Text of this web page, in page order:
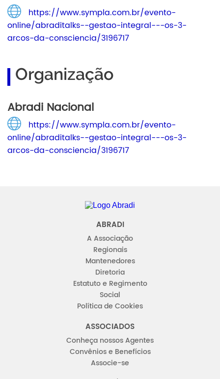
https://www.sympla.com.br/evento-
online/abraditalks--gestao-integral---os-3-
arcos-da-consciencia/3196717
Organização
Abradi Nacional
https://www.sympla.com.br/evento-
online/abraditalks--gestao-integral---os-3-
arcos-da-consciencia/3196717
Abradi
ABRADI
A Associação
Regionais
Mantenedores
Diretoria
Estatuto e Regimento
Social
Política de Cookies
ASSOCIADOS
Conheça nossos Agentes
Convênios e Benefícios
Associe-se